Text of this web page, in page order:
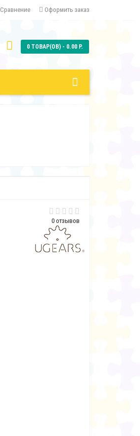
Сравнение Оформить заказ
0 ТОВАР(ОВ) - 0.00 Р.
0 отзывов